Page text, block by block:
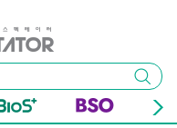
검색